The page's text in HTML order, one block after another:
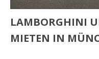
LAMBORGHINI
MIETEN IN